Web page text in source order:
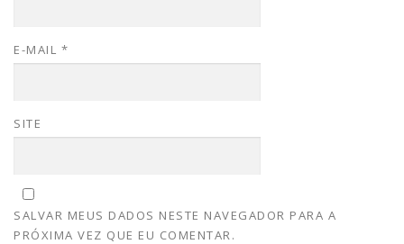
E-MAIL *
SITE
SALVAR MEUS DADOS NESTE NAVEGADOR PARA A
PRÓXIMA VEZ QUE EU COMENTAR.